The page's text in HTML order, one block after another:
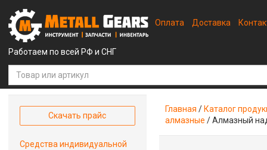
Работаем по всей РФ и СНГ
Оплата Доставка
Главная / Каталог
алмазные /Алмазный
Скачать прайс
Средства индивидуальной